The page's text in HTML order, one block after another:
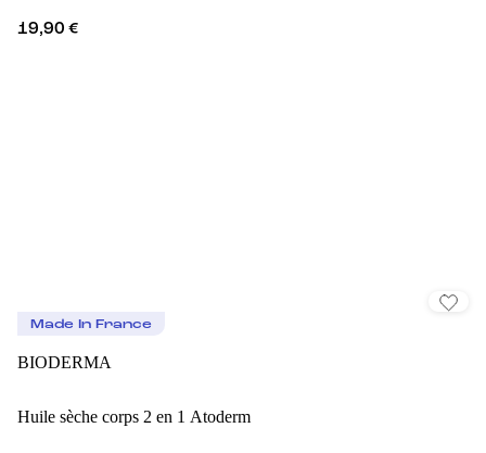
19,90 €
Made In France
BIODERMA
Huile sèche corps 2 en 1 Atoderm